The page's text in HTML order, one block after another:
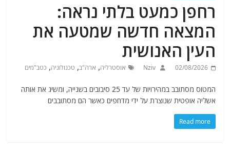
רחפן כמעט בלתי נראה:
המצאה חדשה שמטעה את
העין האנושית
02/08/2026
Nziv אוסטרליה, ארה"ב, טכנולוגיה, כטב"מים
המטוס מסתובב במהירויות של עד 25 סיבובים בשנייה, ומשיג את אותה
אשליה אופטית שנוצרת על ידי מדחפים כאשר הם מסתובבים
Read more